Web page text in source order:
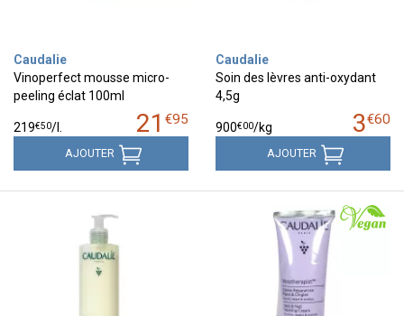
Caudalie
Vinoperfect mousse micro-
peeling éclat 100ml
21 €95
219€50/
AJOUTER
Caudalie
Soin des lèvres anti-oxydant
4,5g
3€60
900€00/kg
AJOUTER